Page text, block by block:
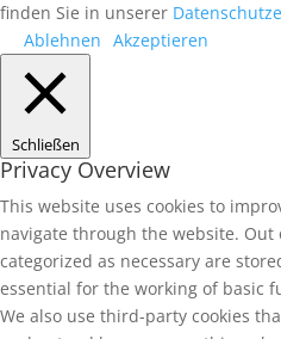
finden Sie in unserer
Ablehnen Akzeptieren
Schließen
Privacy Overview
This website uses cookies to
navigate through the website. Out
categorized as necessary are
essential for the working of basic
We also use third-party cookies